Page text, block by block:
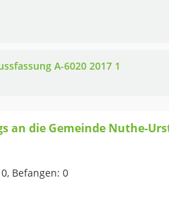
A-6020 2017 1
an die Gemeinde Nuthe-
Befangen: 0